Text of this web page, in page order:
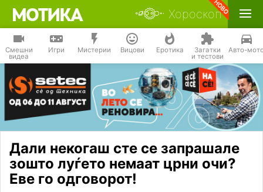
Хороскоп
Смешни
видеа
Игри Мистерии Вицови Еротика Загатки
и тестови
Авто-
Дали некогаш сте се запрашале
зошто луѓето немаат црни очи?
Еве го одговорот!